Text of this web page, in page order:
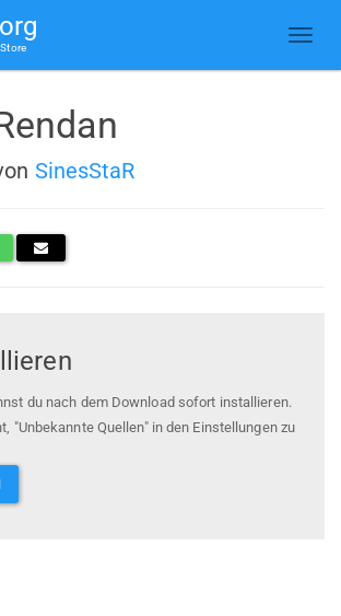
SinesStaR
du nach dem Download sofort installieren.
"Unbekannte Quellen" in den Einstellungen zu